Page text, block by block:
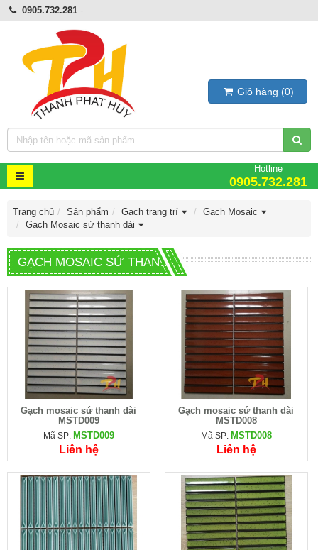
0905.732.281-
Giỏ hàng (0)
Hotline
0905.732.281
Trang chủ Sản phẩm Gạch trang trí
Gạch Mosaic
Gạch Mosaic sứ thanh dài
GẠCH MOSAIC SỨ THANH DÀI
Gạch mosaic sứ thanh dài
MSTD009
Mã SP: MSTD009
Liên hệ
Gạch mosaic sứ thanh dài
MSTD008
Mã SP: MSTD008
Liên hệ